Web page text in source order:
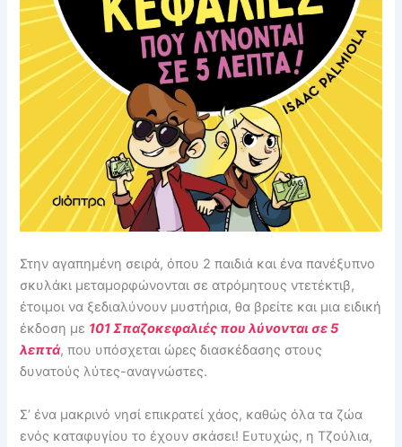
Στην αγαπημένη σειρά, όπου 2 παιδιά και ένα πανέξυπνο
σκυλάκι μεταμορφώνονται σε ατρόμητους ντετέκτιβ,
έτοιμοι να ξεδιαλύνουν μυστήρια, θα βρείτε και μια ειδική
έκδοση με 101 Σπαζοκεφαλιές που λύνονται σε 5
λεπτά, που υπόσχεται ώρες διασκέδασης στους
δυνατούς λύτες-αναγνώστες.
Σ’ ένα μακρινό νησί επικρατεί χάος, καθώς όλα τα ζώα
ενός καταφυγίου το έχουν σκάσει! Ευτυχώς, η Τζούλια,